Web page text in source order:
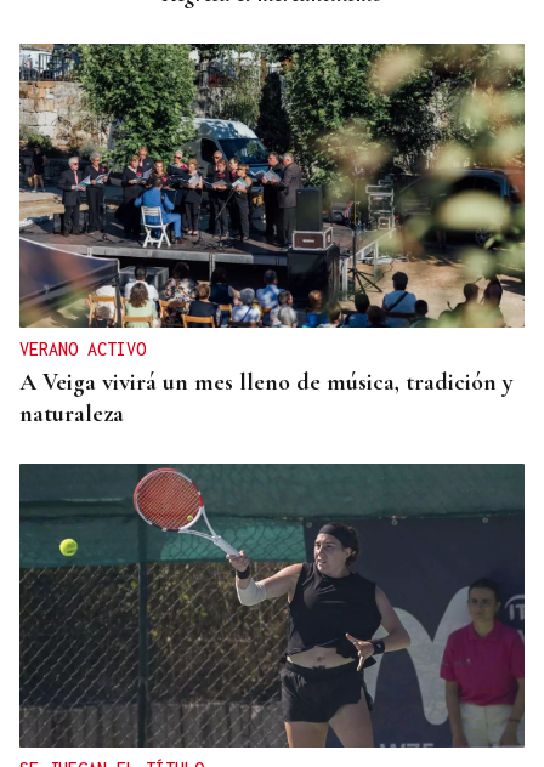
VERANO ACTIVO
A Veiga vivirá un mes lleno de música, tradición y
naturaleza